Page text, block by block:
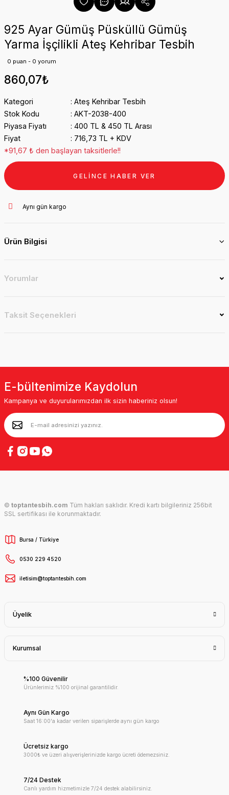
925 Ayar Gümüş Püsküllü Gümüş
Yarma İşçilikli Ateş Kehribar Tesbih
0 puan - 0 yorum
860,07₺
Kategori
Ateş Kehribar Tesbih
Stok Kodu
AKT-2038-400
Piyasa Fiyatı
400 TL & 450 TL Arası
Fiyat
716,73 TL + KDV
*91,67 ₺ den başlayan taksitlerle!!
GELİNCE HABER VER
Aynı gün kargo
Ürün Bilgisi
Yorumlar
Taksit Seçenekleri
E-bültenimize Kaydolun
Kampanya ve duyurularımızdan ilk sizin haberiniz olsun!
© toptantesbih.com Tüm hakları saklıdır. Kredi kartı bilgileriniz 256bit
SSL sertifikası ile korunmaktadır.
Bursa / Türkiye
0530 229 4520
iletisim@toptantesbih.com
Üyelik
Kurumsal
%100 Güvenilir
Ürünlerimiz %100 orijinal garantilidir.
Aynı Gün Kargo
Saat 16:00'a kadar verilen siparişlerde aynı gün kargo
Ücretsiz kargo
3000₺ ve üzeri alışverişlerinizde kargo ücreti ödemezsiniz.
7/24 Destek
Canlı yardım hizmetimizle 7/24 destek alabilirsiniz.